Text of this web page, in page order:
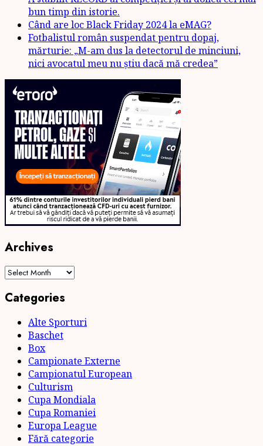
bun timp din istorie.
Când are loc Black Friday 2024 la eMAG?
Fotbalistul român suspendat pentru dopaj,
mărturie: „M-am dus la detectorul de minciuni,
nici avocatul meu nu știu dacă mă credea”
Archives
Archives
Categories
Alte Sporturi
Baschet
Box
Campionate Externe
Campionatul European
Culturism
Cupa Mondiala
Cupa Romaniei
Europa League
Fără categorie